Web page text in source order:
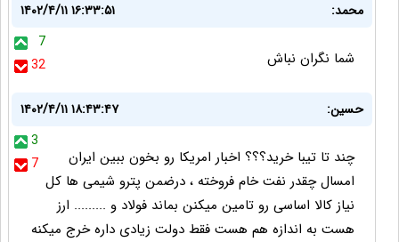
محمد:
۱۴۰۲/۴/۱۱ ۱۶:۳۳:۵۱
7
32
شما نگران نباش
حسین:
۱۴۰۲/۴/۱۱ ۱۸:۴۳:۴۷
3
7
چند تا تیبا خرید؟؟؟ اخبار امریکا رو بخون ببین ایران
امسال چقدر نفت خام فروخته ، درضمن پترو شیمی ها کل
نیاز کالا اساسی رو تامین میکنن بماند فولاد و ......... ارز
هست به اندازه هم هست فقط دولت زیادی داره خرج میکنه